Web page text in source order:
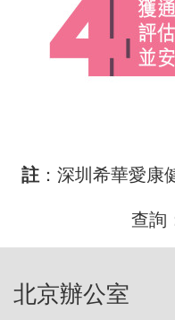
註 ：深圳希華愛康
查詢
北京辦公室